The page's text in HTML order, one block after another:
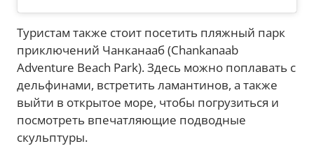
Туристам также стоит посетить пляжный парк
приключений Чанканааб (Chankanaab
Adventure Beach Park). Здесь можно поплавать с
дельфинами, встретить ламантинов, а также
выйти в открытое море, чтобы погрузиться и
посмотреть впечатляющие подводные
скульптуры.